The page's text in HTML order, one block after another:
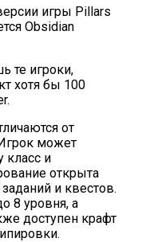
игры Pillars
Obsidian
те игроки,
хотя бы 100
от
может
класс и
открыта
и квестов.
8 уровня, а
доступен крафт